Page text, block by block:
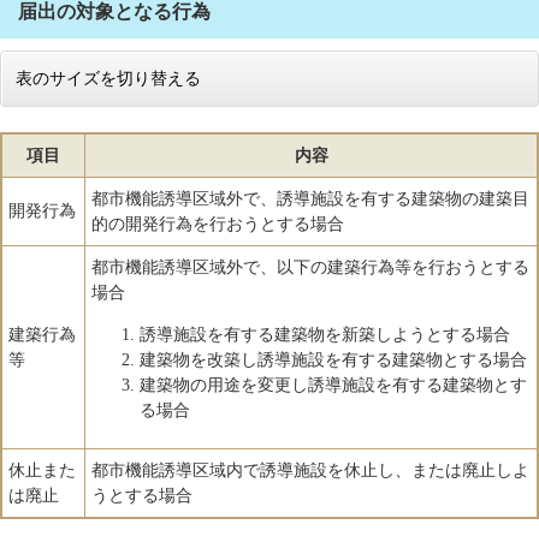
届出の対象となる行為
表のサイズを切り替える
項目 内容
開発行為
都市機能誘導区域外で、誘導施設を有する建築物の建築目
的の開発行為を行おうとする場合
建築行為
等
都市機能誘導区域外で、以下の建築行為等を行おうとする
場合
誘導施設を有する建築物を新築しようとする場合
建築物を改築し誘導施設を有する建築物とする場合
建築物の用途を変更し誘導施設を有する建築物とす
る場合
休止また
は廃止
都市機能誘導区域内で誘導施設を休止し、または廃止しよ
うとする場合